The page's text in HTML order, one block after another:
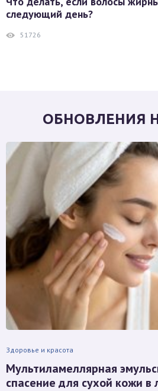
следующий день?
51726
ОБНОВЛЕНИЯ
Здоровье и красота
Мультиламеллярная
спасение для сухой кожи